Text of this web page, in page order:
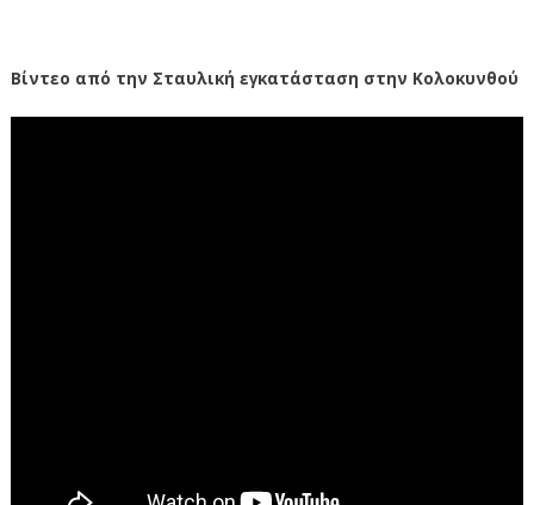
Βίντεο από την Σταυλική εγκατάσταση στην Κολοκυνθού